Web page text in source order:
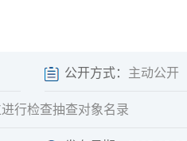
公开方式： 主动公开
行检查抽查对象名录